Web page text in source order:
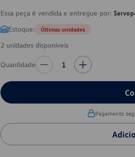
Essa peça é vendida e entregue por:
Estoque: Últimas unidades
2 unidades disponíveis
Quantidade 1
Pagamento